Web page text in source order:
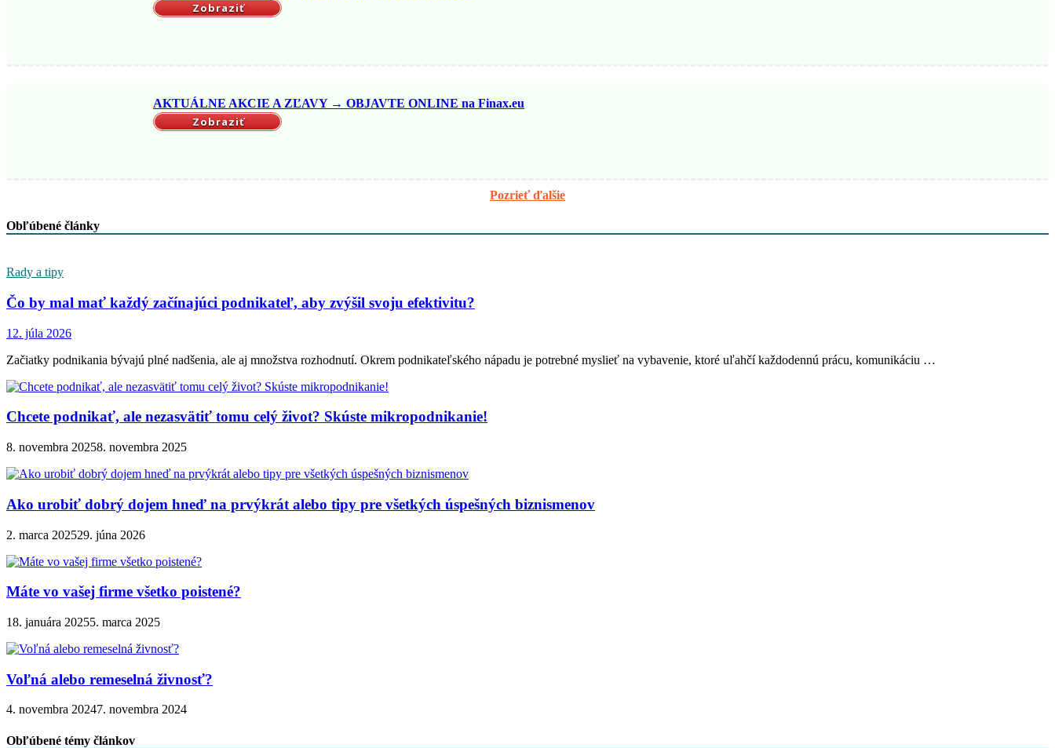
Zobraziť
AKTUÁLNE AKCIE A ZĽAVY → OBJAVTE ONLINE na Finax.eu
Zobraziť
Pozrieť ďalšie
Obľúbené články
Rady a tipy
Čo by mal mať každý začínajúci podnikateľ, aby zvýšil svoju efektivitu?
12. júla 2026
Začiatky podnikania bývajú plné nadšenia, ale aj množstva rozhodnutí. Okrem podnikateľského nápadu je potrebné myslieť na vybavenie, ktoré uľahčí každodennú prácu, komunikáciu …
Chcete podnikať, ale nezasvätiť tomu celý život? Skúste mikropodnikanie!
8. novembra 20258. novembra 2025
Ako urobiť dobrý dojem hneď na prvýkrát alebo tipy pre všetkých úspešných biznismenov
2. marca 202529. júna 2026
Máte vo vašej firme všetko poistené?
18. januára 20255. marca 2025
Voľná alebo remeselná živnosť?
4. novembra 20247. novembra 2024
Obľúbené témy článkov